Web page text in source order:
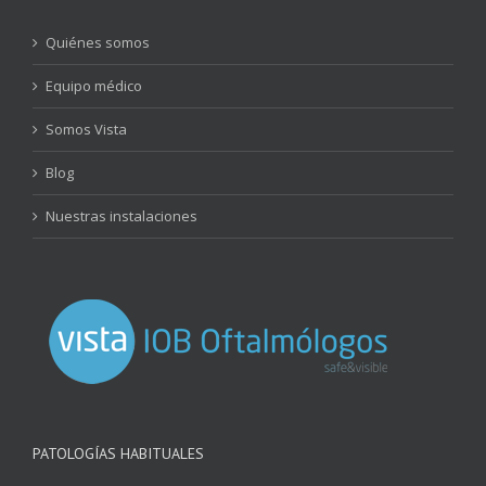
Quiénes somos
Equipo médico
Somos Vista
Blog
Nuestras instalaciones
PATOLOGÍAS HABITUALES